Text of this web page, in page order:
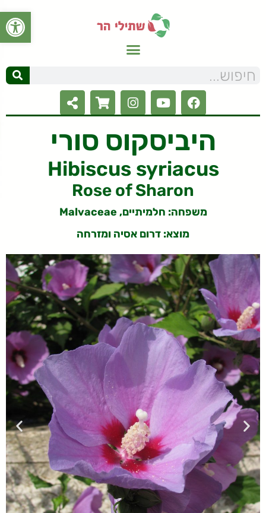
פתח
היביסקוס סורי
Hibiscus syriacus
Rose of Sharon
משפחה: חלמיתיים, Malvaceae
מוצא: דרום אסיה ומזרחה